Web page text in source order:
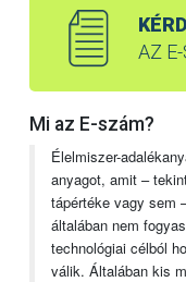
AZ
Mi az E-szám?
Élelmiszer-
anyagot, amit –
tápértéke vagy sem
általában nem
technológiai célból
válik. Általában kis